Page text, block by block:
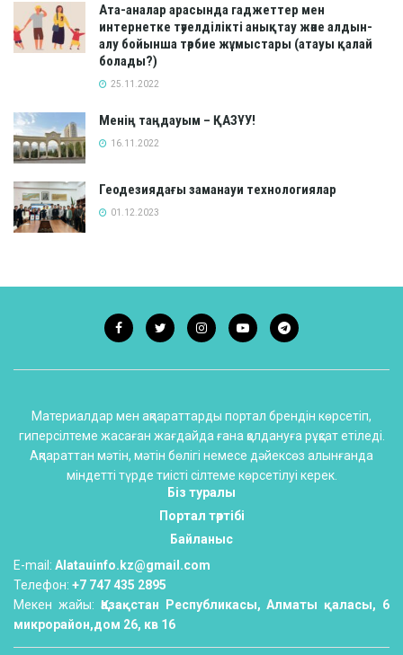
Ата-аналар арасында гаджеттер мен
интернетке тәуелділікті анықтау және алдын-
алу бойынша тәрбие жұмыстары (атауы қалай
болады?)
25.11.2022
Менің таңдауым – ҚАЗҰУ!
16.11.2022
Геодезиядағы заманауи технологиялар
01.12.2023
Материалдар мен ақпараттарды портал брендін көрсетіп,
гиперсілтеме жасаған жағдайда ғана қолдануға рұқсат етіледі.
Ақпараттан мәтін, мәтін бөлігі немесе дәйексөз алынғанда
міндетті түрде тиісті сілтеме көрсетілуі керек.
Біз туралы
Портал тәртібі
Байланыс
E-mail: Alatauinfo.kz@gmail.com
Телефон: +7 747 435 2895
Мекен жайы: Қазақстан Республикасы, Алматы қаласы, 6
микрорайон,дом 26, кв 16